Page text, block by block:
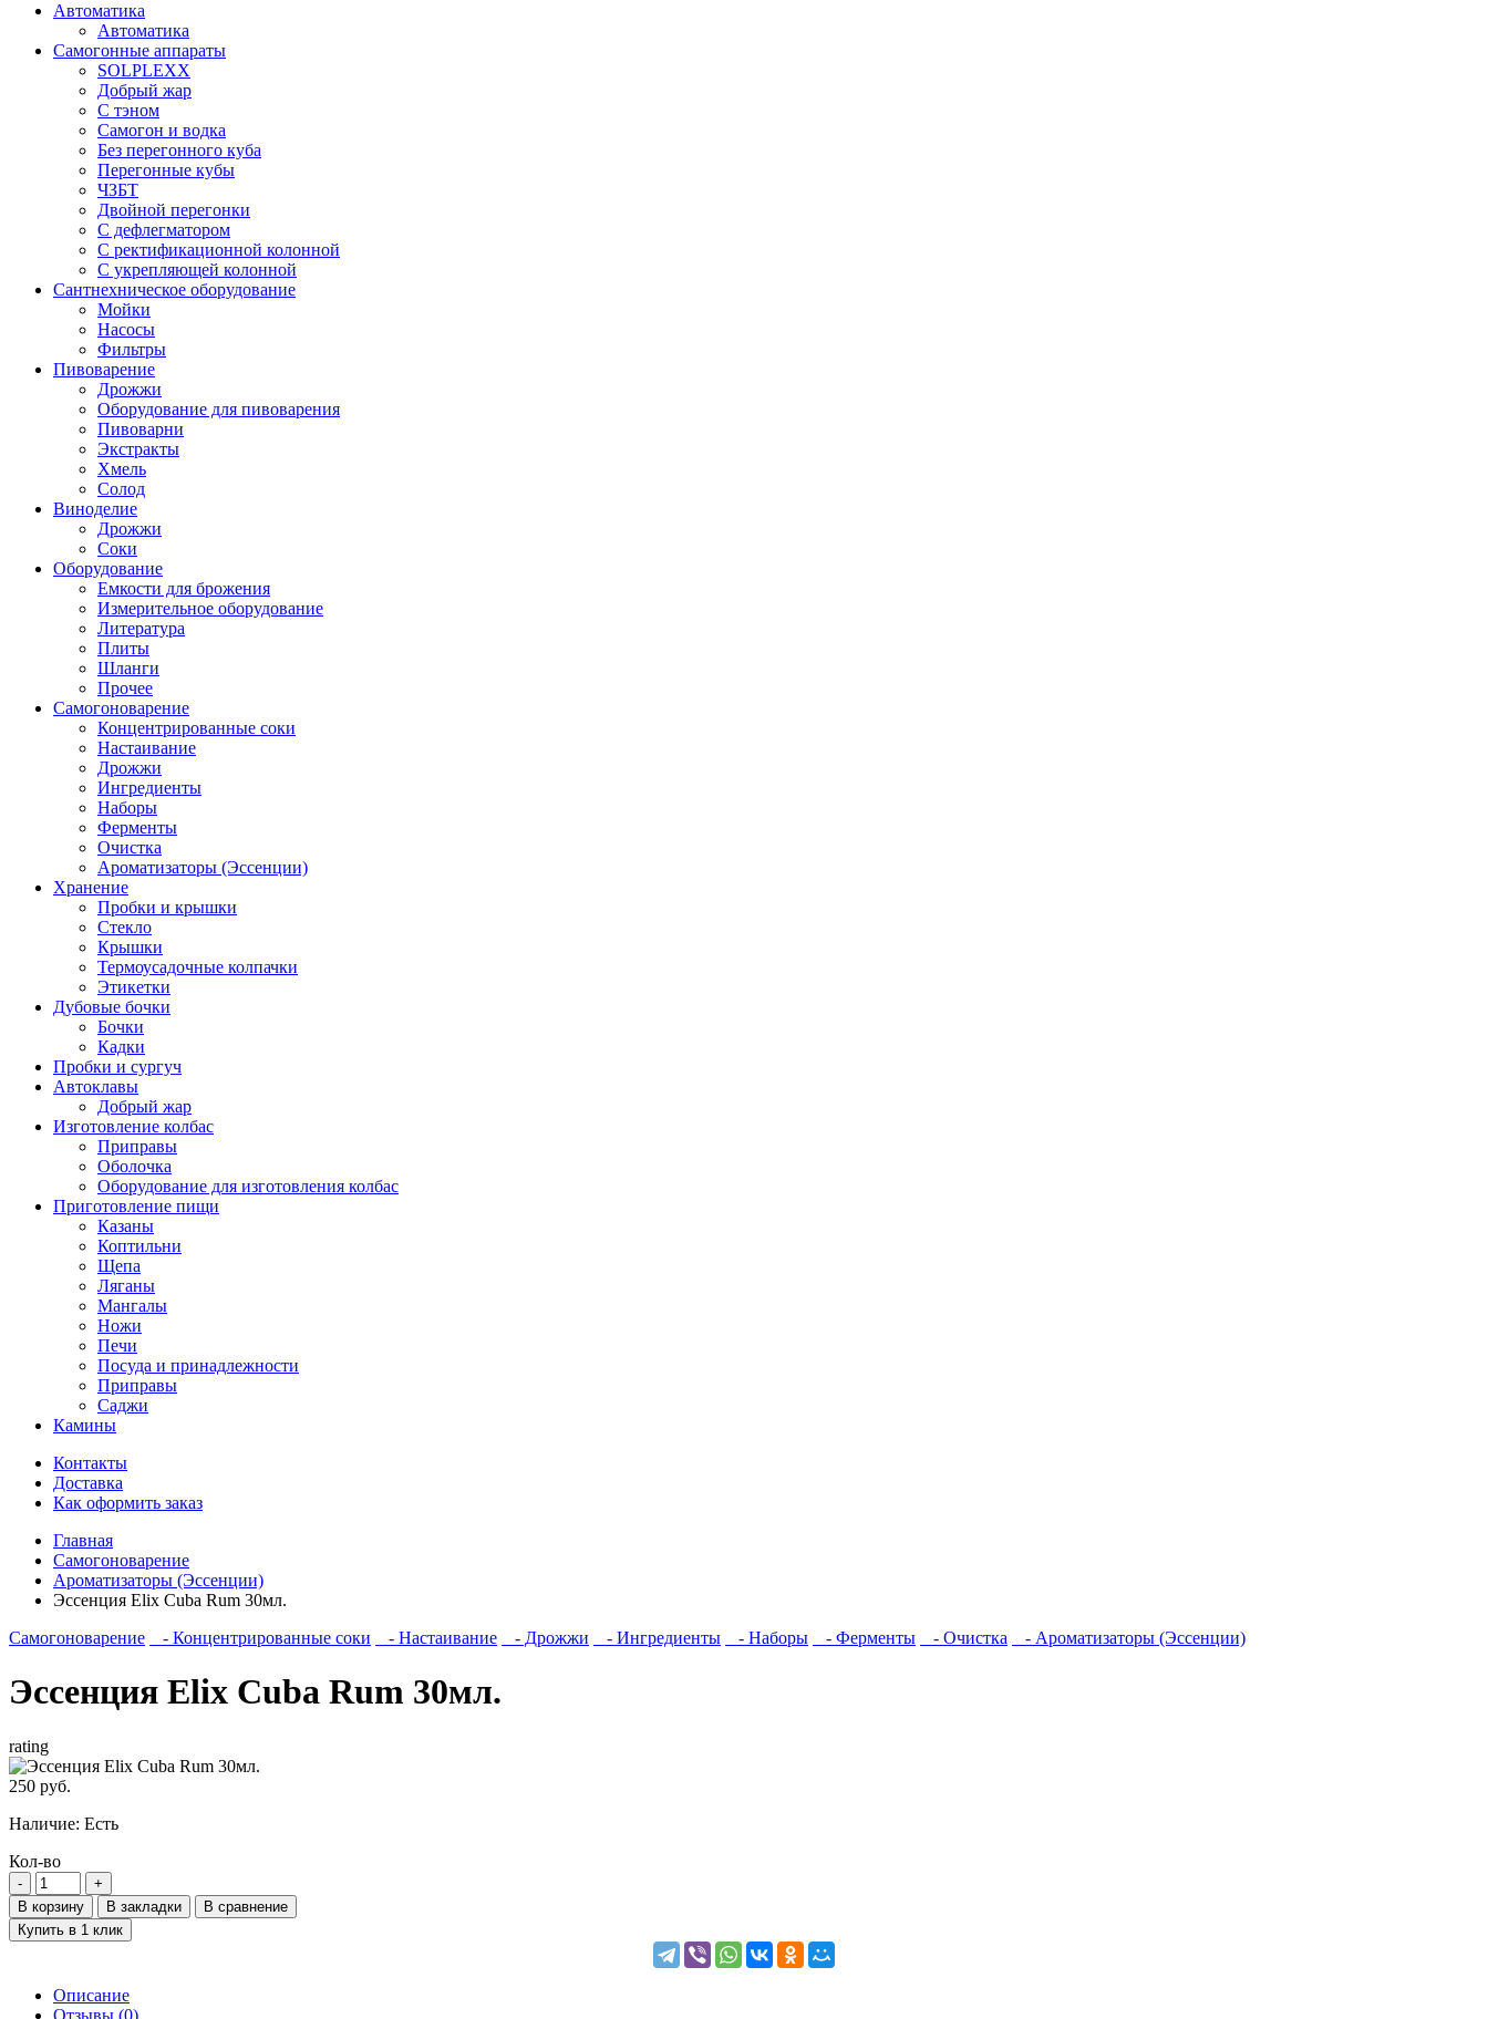
Автоматика
Автоматика
Самогонные аппараты
SOLPLEXX
Добрый жар
С тэном
Самогон и водка
Без перегонного куба
Перегонные кубы
ЧЗБТ
Двойной перегонки
С дефлегматором
С ректификационной колонной
С укрепляющей колонной
Сантнехническое оборудование
Мойки
Насосы
Фильтры
Пивоварение
Дрожжи
Оборудование для пивоварения
Пивоварни
Экстракты
Хмель
Солод
Виноделие
Дрожжи
Соки
Оборудование
Емкости для брожения
Измерительное оборудование
Литература
Плиты
Шланги
Прочее
Самогоноварение
Концентрированные соки
Настаивание
Дрожжи
Ингредиенты
Наборы
Ферменты
Очистка
Ароматизаторы (Эссенции)
Хранение
Пробки и крышки
Стекло
Крышки
Термоусадочные колпачки
Этикетки
Дубовые бочки
Бочки
Кадки
Пробки и сургуч
Автоклавы
Добрый жар
Изготовление колбас
Приправы
Оболочка
Оборудование для изготовления колбас
Приготовление пищи
Казаны
Коптильни
Щепа
Ляганы
Мангалы
Ножи
Печи
Посуда и принадлежности
Приправы
Саджи
Камины
Контакты
Доставка
Как оформить заказ
Главная
Самогоноварение
Ароматизаторы (Эссенции)
Эссенция Elix Cuba Rum 30мл.
Самогоноварение
- Концентрированные соки - Настаивание - Дрожжи - Ингредиенты - Наборы - Ферменты - Очистка - Ароматизаторы (Эссенции)
Эссенция Elix Cuba Rum 30мл.
rating
250 руб.
Наличие: Есть
Кол-во
В корзину В закладки
В сравнение
Купить в 1 клик
Описание
Отзывы (0)